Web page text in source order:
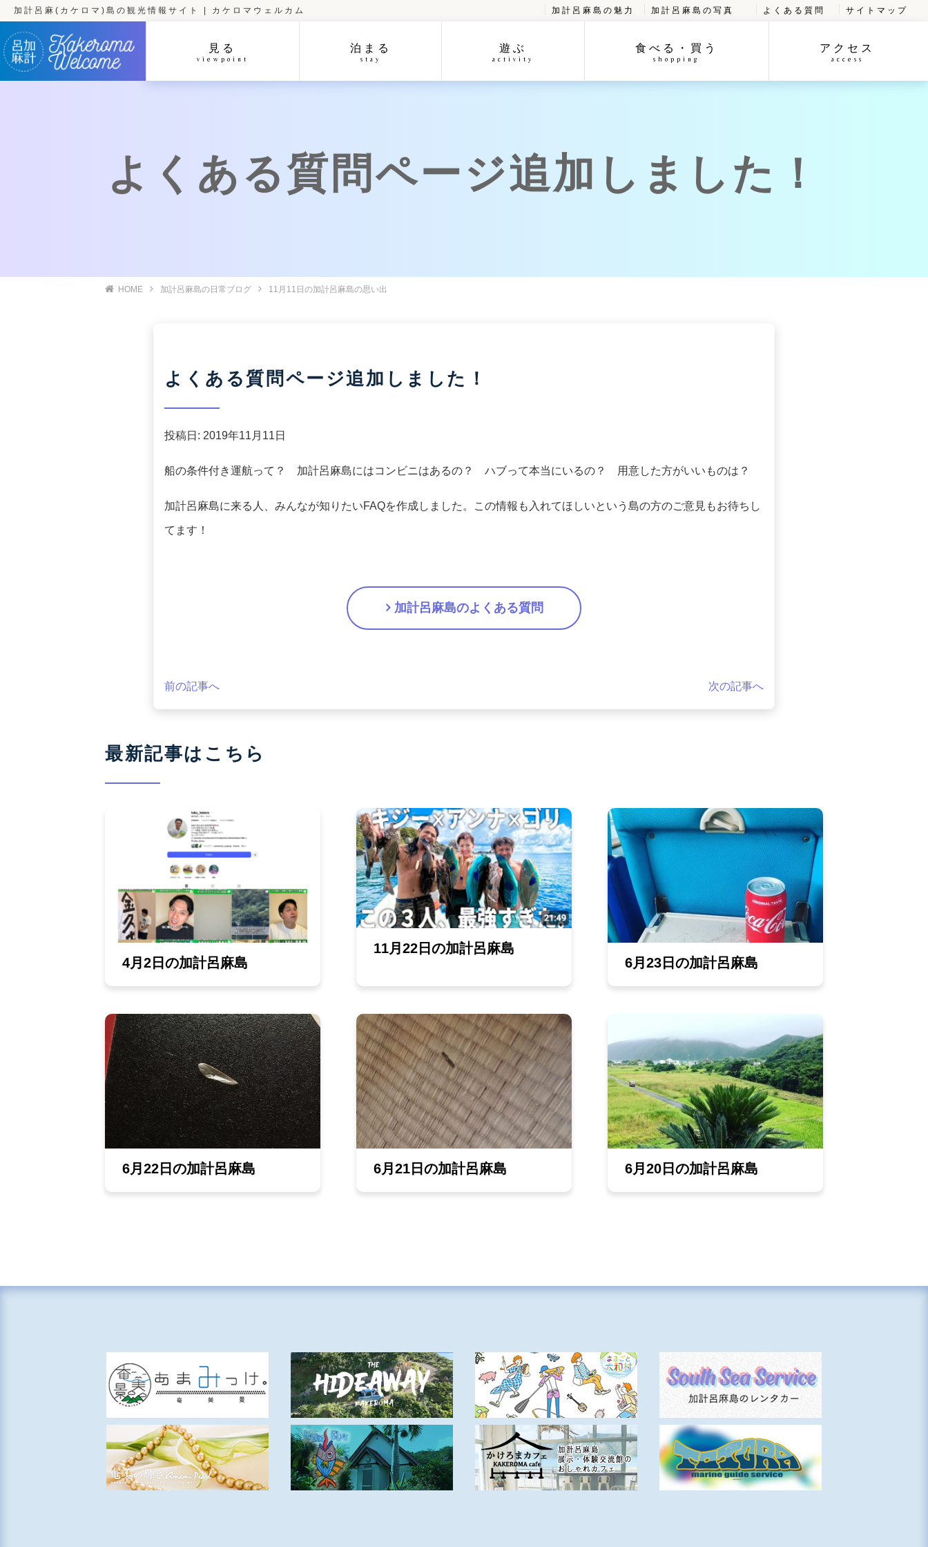
加計呂麻(カケロマ)島の観光情報サイト | カケロマウェルカム 加計呂麻島の魅力 加計呂麻島の写真 よくある質問 サイトマップ
見る
viewpoint
泊まる
stay
遊ぶ
activity
食べる・買う
shopping
アクセス
access
よくある質問ページ追加しました！
HOME 加計呂麻島の日常ブログ 11月11日の加計呂麻島の思い出
よくある質問ページ追加しました！
投稿日: 2019年11月11日
船の条件付き運航って？ 加計呂麻島にはコンビニはあるの？ ハブって本当にいるの？ 用意した方がいいものは？
加計呂麻島に来る人、みんなが知りたいFAQを作成しました。この情報も入れてほしいという島の方のご意見もお待ちし
てます！
加計呂麻島のよくある質問
前の記事へ 次の記事へ
最新記事はこちら
4月2日の加計呂麻島
11月22日の加計呂麻島
6月23日の加計呂麻島
6月22日の加計呂麻島 6月21日の加計呂麻島 6月20日の加計呂麻島